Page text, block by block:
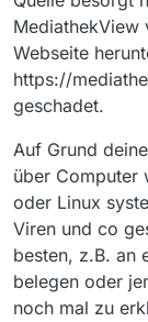
Webseite
https://
geschadet.
Auf Grund
über Computer
oder Linux
Viren und co
besten, z.B. an
belegen oder
noch mal zu